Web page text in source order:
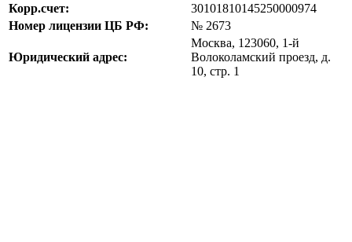
Корр.счет:
30101810145250000974
Номер лицензии ЦБ РФ:
№ 2673
Юридический адрес:
Москва, 123060, 1-й
Волоколамский проезд, д.
10, стр. 1